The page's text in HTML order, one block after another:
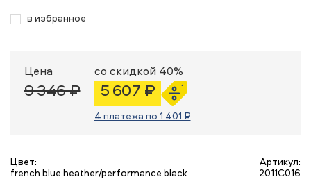
в избранное
Цена
9 346 ₽
со скидкой 40%
5 607 ₽
4 платежа по 1 401 ₽
Цвет:
french blue heather/performance black
Артикул:
2011C016